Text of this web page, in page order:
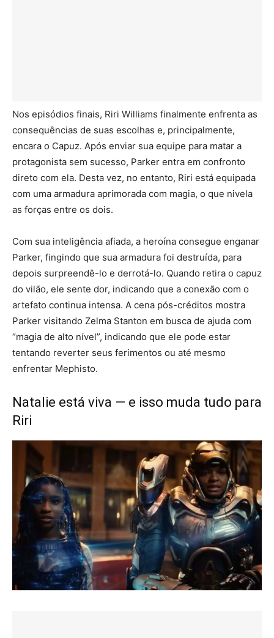
Nos episódios finais, Riri Williams finalmente enfrenta as
consequências de suas escolhas e, principalmente,
encara o Capuz. Após enviar sua equipe para matar a
protagonista sem sucesso, Parker entra em confronto
direto com ela. Desta vez, no entanto, Riri está equipada
com uma armadura aprimorada com magia, o que nivela
as forças entre os dois.
Com sua inteligência afiada, a heroína consegue enganar
Parker, fingindo que sua armadura foi destruída, para
depois surpreendê-lo e derrotá-lo. Quando retira o capuz
do vilão, ele sente dor, indicando que a conexão com o
artefato continua intensa. A cena pós-créditos mostra
Parker visitando Zelma Stanton em busca de ajuda com
“magia de alto nível”, indicando que ele pode estar
tentando reverter seus ferimentos ou até mesmo
enfrentar Mephisto.
Natalie está viva — e isso muda tudo para
Riri